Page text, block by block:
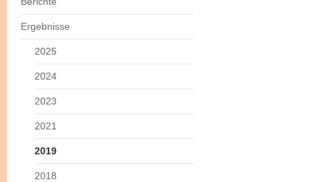
Ergebnisse
2025
2024
2023
2021
2019
2018